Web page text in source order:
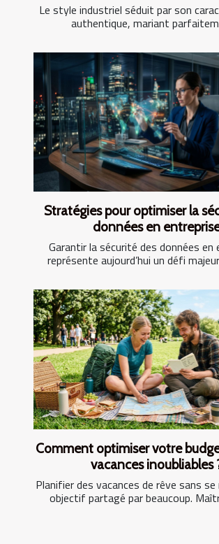
Le style industriel séduit par son
authentique, mariant
Stratégies pour optimiser la
données en
Garantir la sécurité des données en
représente aujourd’hui un défi
Comment optimiser votre
vacances inoubliables
Planifier des vacances de rêve sans
objectif partagé par beaucoup.